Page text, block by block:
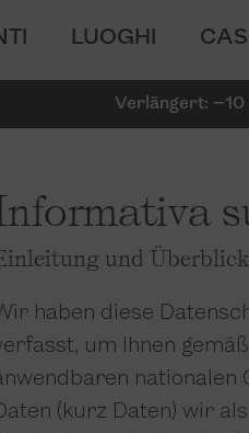
LUOGHI
Verlängert: −10
und Überblick
haben diese
um Ihnen
nationalen
(kurz Daten) wir